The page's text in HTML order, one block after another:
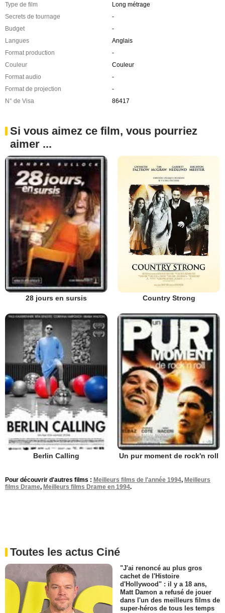
Type de film
Long métrage
Secrets de tournage
-
Budget
-
Langues
Anglais
Format production
-
Couleur
Couleur
Format audio
-
Format de projection
-
N° de Visa
86417
Si vous aimez ce film, vous pourriez
aimer ...
28 jours en sursis Country Strong
Berlin Calling Un pur moment de rock'n roll
Pour découvrir d'autres films : Meilleurs films de l'année 1994, Meilleurs
films Drame, Meilleurs films Drame en 1994.
Toutes les actus Ciné
"J'ai renoncé au plus gros
cachet de l'Histoire
d'Hollywood" : il y a 18 ans,
Matt Damon a refusé de jouer
dans l'un des meilleurs films de
super-héros de tous les temps